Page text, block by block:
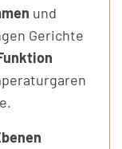
und
Gerichte